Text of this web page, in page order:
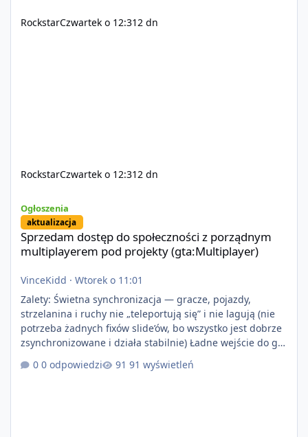
RockstarCzwartek o 12:312 dn
RockstarCzwartek o 12:312 dn
Ogłoszenia
aktualizacja
Sprzedam dostęp do społeczności z porządnym
multiplayerem pod projekty (gta:Multiplayer)
VinceKidd · Wtorek o 11:01
Zalety: Świetna synchronizacja — gracze, pojazdy,
strzelanina i ruchy nie „teleportują się” i nie lagują (nie
potrzeba żadnych fixów slide’ów, bo wszystko jest dobrze
zsynchronizowane i działa stabilnie) Ładne wejście do gry
+ solidny antycheat na poziomie multiplayera Wygodne
pisanie własnych modów i skryptów (wsparcie C# / JS /
0 odpowiedzi 91 wyświetleń